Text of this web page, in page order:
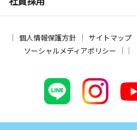
個人情報保護方針 サイトマップ
ソーシャルメディアポリシー